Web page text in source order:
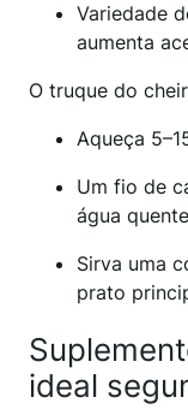
Variedade
aumenta
O truque do
Aqueça
Um fio de
água
Sirva uma
prato
ideal